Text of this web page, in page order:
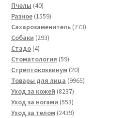
Пчелы 4040
товаров
Разное 15591559
товаров
Сахарозаменитель 773773
Собаки 293293
Стадо 44
товара
Стоматология 5959
товаров
Стрептококкинум 2020
товаров
Товары для лица 99659965
Уход за кожей 82378237
товаров
Уход за ногами 553553
товара
Уход за телом 24392439